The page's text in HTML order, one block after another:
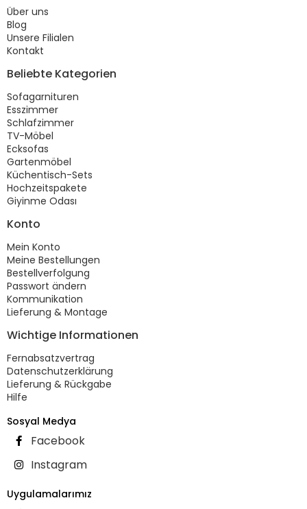
Über uns
Blog
Unsere Filialen
Kontakt
Beliebte Kategorien
Sofagarnituren
Esszimmer
Schlafzimmer
TV-Möbel
Ecksofas
Gartenmöbel
Küchentisch-Sets
Hochzeitspakete
Giyinme Odası
Konto
Mein Konto
Meine Bestellungen
Bestellverfolgung
Passwort ändern
Kommunikation
Lieferung & Montage
Wichtige Informationen
Fernabsatzvertrag
Datenschutzerklärung
Lieferung & Rückgabe
Hilfe
Sosyal Medya
Facebook
Instagram
Uygulamalarımız